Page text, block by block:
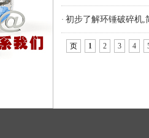
· 初步了解环锤破碎机,
页 1 2 3 4